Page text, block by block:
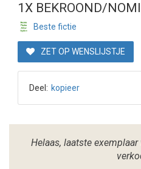
1X BEKROOND/
Beste fictie
ZET OP WENSLIJSTJE
Deel: kopieer
Helaas, laatste